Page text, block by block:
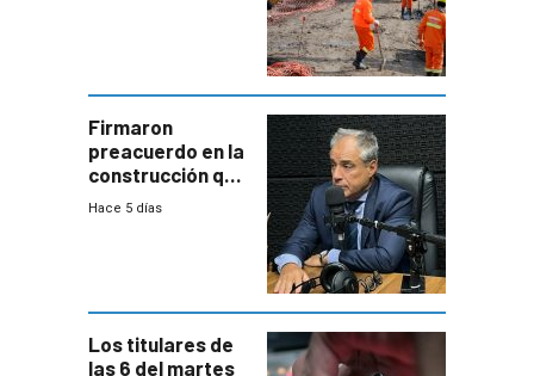
a revisar
proyectos
Firmaron
preacuerdo en la
construcción que
comprende
Hace 5 días
Los titulares de
las 6 del martes